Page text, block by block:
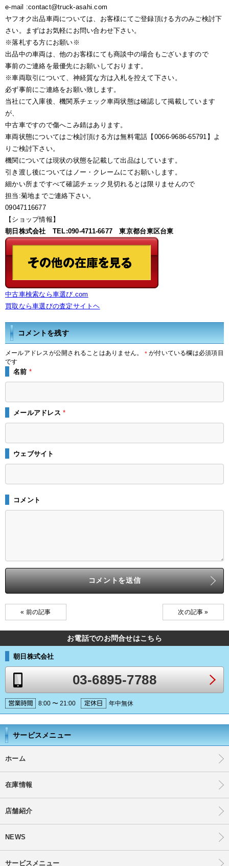
e-mail :contact@truck-asahi.com
ヤフオク出品車両については、お客様にてご登録頂ける方のみご検討下
さい。まずはお気軽にお問い合わせ下さい。
※落札する方にお願い※
出品中の車両は、他のお客様にても商談中の場合もございますので
事前のご連絡を最優先にお願いしております。
※車両取引について、神経質な方は入札を控えて下さい。
必ず事前にご連絡をお願い致します。
当社にて入庫後、機関系チェック車両状態は確認して掲載しています
が、
中古車ですので傷へこみ錆はあります。
車両状態についてはご検討頂ける方は無料電話【0066-9686-65791】よ
りご検討下さい。
機関については現状の状態を記載して出品はしています。
引き渡し後についてはノー・クレームにてお願いします。
細かい所まですべて確認チェック見切れるとは限りませんので
担当:菊地までご連絡下さい。
09047116677
【ショップ情報】
朝日株式会社 TEL:090-4711-6677 東京都台東区台東
中古車検索なら車選び.com
買取なら車選びの査定サイトヘ
コメントを残す
メールアドレスが公開されることはありません。 *が付いている欄は必須項目
です
名前 *
メールアドレス*
ウェブサイト
コメント
« 前の記事 次の記事 »
お電話でのお問合せはこちら
朝日株式会社
03-6895-7788
8:00 〜 21:00 年中無休
サービスメニュー
ホーム
在庫情報
店舗紹介
NEWS
サービスメニュー